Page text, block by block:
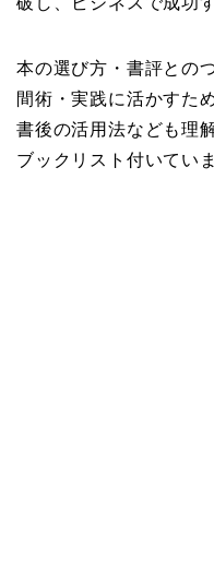
本の選び方・書評との
間術・実践に活かすた
書後の活用法なども理
ブックリスト付いていま